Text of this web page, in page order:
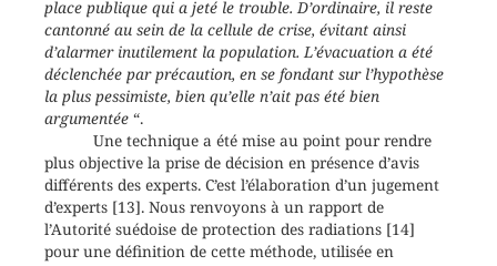
place publique qui a jeté le trouble. D’ordinaire, il reste
cantonné au sein de la cellule de crise, évitant ainsi
d’alarmer inutilement la population. L’évacuation a été
déclenchée par précaution, en se fondant sur l’hypothèse
la plus pessimiste, bien qu’elle n’ait pas été bien
argumentée “.
Une technique a été mise au point pour rendre
plus objective la prise de décision en présence d’avis
différents des experts. C’est l’élaboration d’un jugement
d’experts [13]. Nous renvoyons à un rapport de
l’Autorité suédoise de protection des radiations [14]
pour une définition de cette méthode, utilisée en